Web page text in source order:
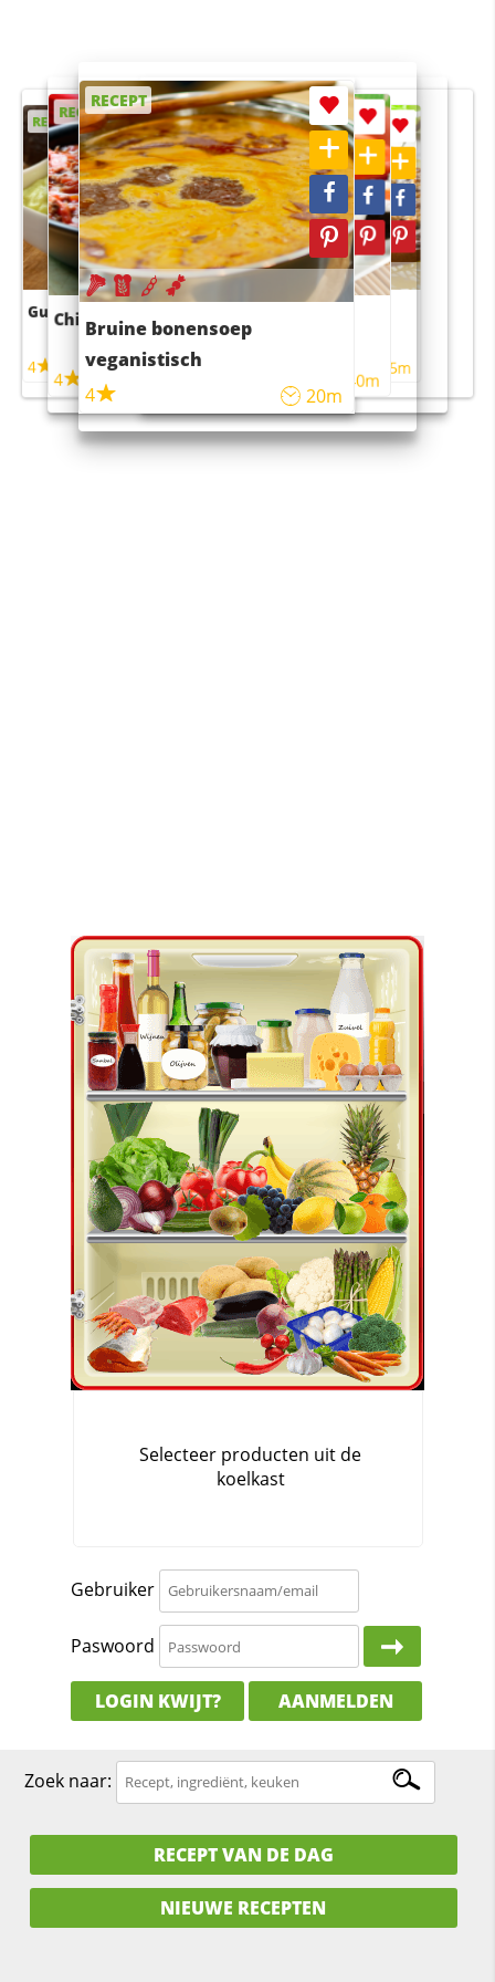
Gebruiker
Paswoord
LOGIN KWIJT? AANMELDEN
RECEPT
Guacamole
4
RECEPT
Chili con carne
4 45m
RECEPT
Bruine bonensoep
veganistisch
4
20m
RECEPT
Sushi rijstsalade
maaltijdsalade
40m
RECEPT
4 55m
Zoek naar:
RECEPT VAN DE DAG
NIEUWE RECEPTEN